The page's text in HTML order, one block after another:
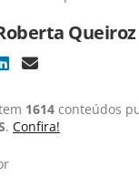
Queiroz
1614 conteúdos
. Confira!